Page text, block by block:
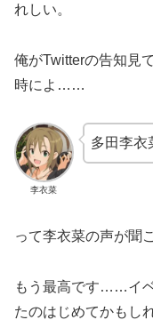
れしい。
俺がTwitterの告知見
時によ……
李衣菜
多田李衣
って李衣菜の声が聞
もう最高です……イ
たのはじめてかも